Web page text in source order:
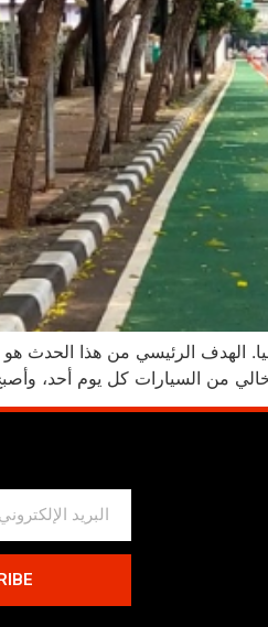
الهدف الرئيسي من هذا الحدث هو
خالي من السيارات كل يوم أحد،